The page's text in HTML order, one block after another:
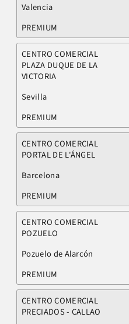
Valencia
PREMIUM
CENTRO COMERCIAL
PLAZA DUQUE DE LA
VICTORIA
Sevilla
PREMIUM
CENTRO COMERCIAL
PORTAL DE L'ÁNGEL
Barcelona
PREMIUM
CENTRO COMERCIAL
POZUELO
Pozuelo de Alarcón
PREMIUM
CENTRO COMERCIAL
PRECIADOS - CALLAO